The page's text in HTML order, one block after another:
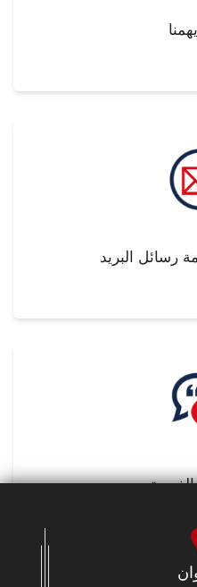
رسائل البريد